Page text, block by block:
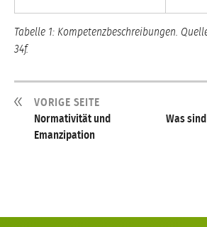
Tabelle 1: Kompetenzbeschreibungen.
34f.
VORIGE SEITE
Normativität und
Emanzipation
Was